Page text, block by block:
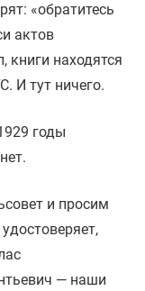
«обратитесь
актов
книги находятся
И тут ничего.
годы
и просим
— наши